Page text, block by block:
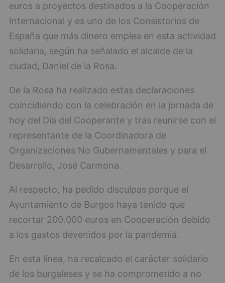
euros a proyectos destinados a la Cooperación
Internacional y es uno de los Consistorios de
España que más dinero emplea en esta actividad
solidaria, según ha señalado el alcalde de la
ciudad, Daniel de la Rosa.
De la Rosa ha realizado estas declaraciones
coincidiendo con la celebración en la jornada de
hoy del Día del Cooperante y tras reunirse con el
representante de la Coordinadora de
Organizaciones No Gubernamentales y para el
Desarrollo, José Carmona.
Al respecto, ha pedido disculpas porque el
Ayuntamiento de Burgos haya tenido que
recortar 200.000 euros en Cooperación debido
a los gastos devenidos por la pandemia.
En esta línea, ha recalcado el carácter solidario
de los burgaleses y se ha comprometido a no